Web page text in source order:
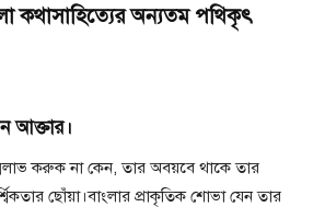
কথাসাহিত্যের অন্যতম পথিকৃৎ
করুক না কেন, তার অবয়বে থাকে তার
ছোঁয়া।বাংলার প্রাকৃতিক শোভা যেন তার